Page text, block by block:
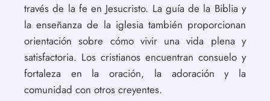
través de la fe en Jesucristo. La guía de la Biblia y
la enseñanza de la iglesia también proporcionan
orientación sobre cómo vivir una vida plena y
satisfactoria. Los cristianos encuentran consuelo y
fortaleza en la oración, la adoración y la
comunidad con otros creyentes.